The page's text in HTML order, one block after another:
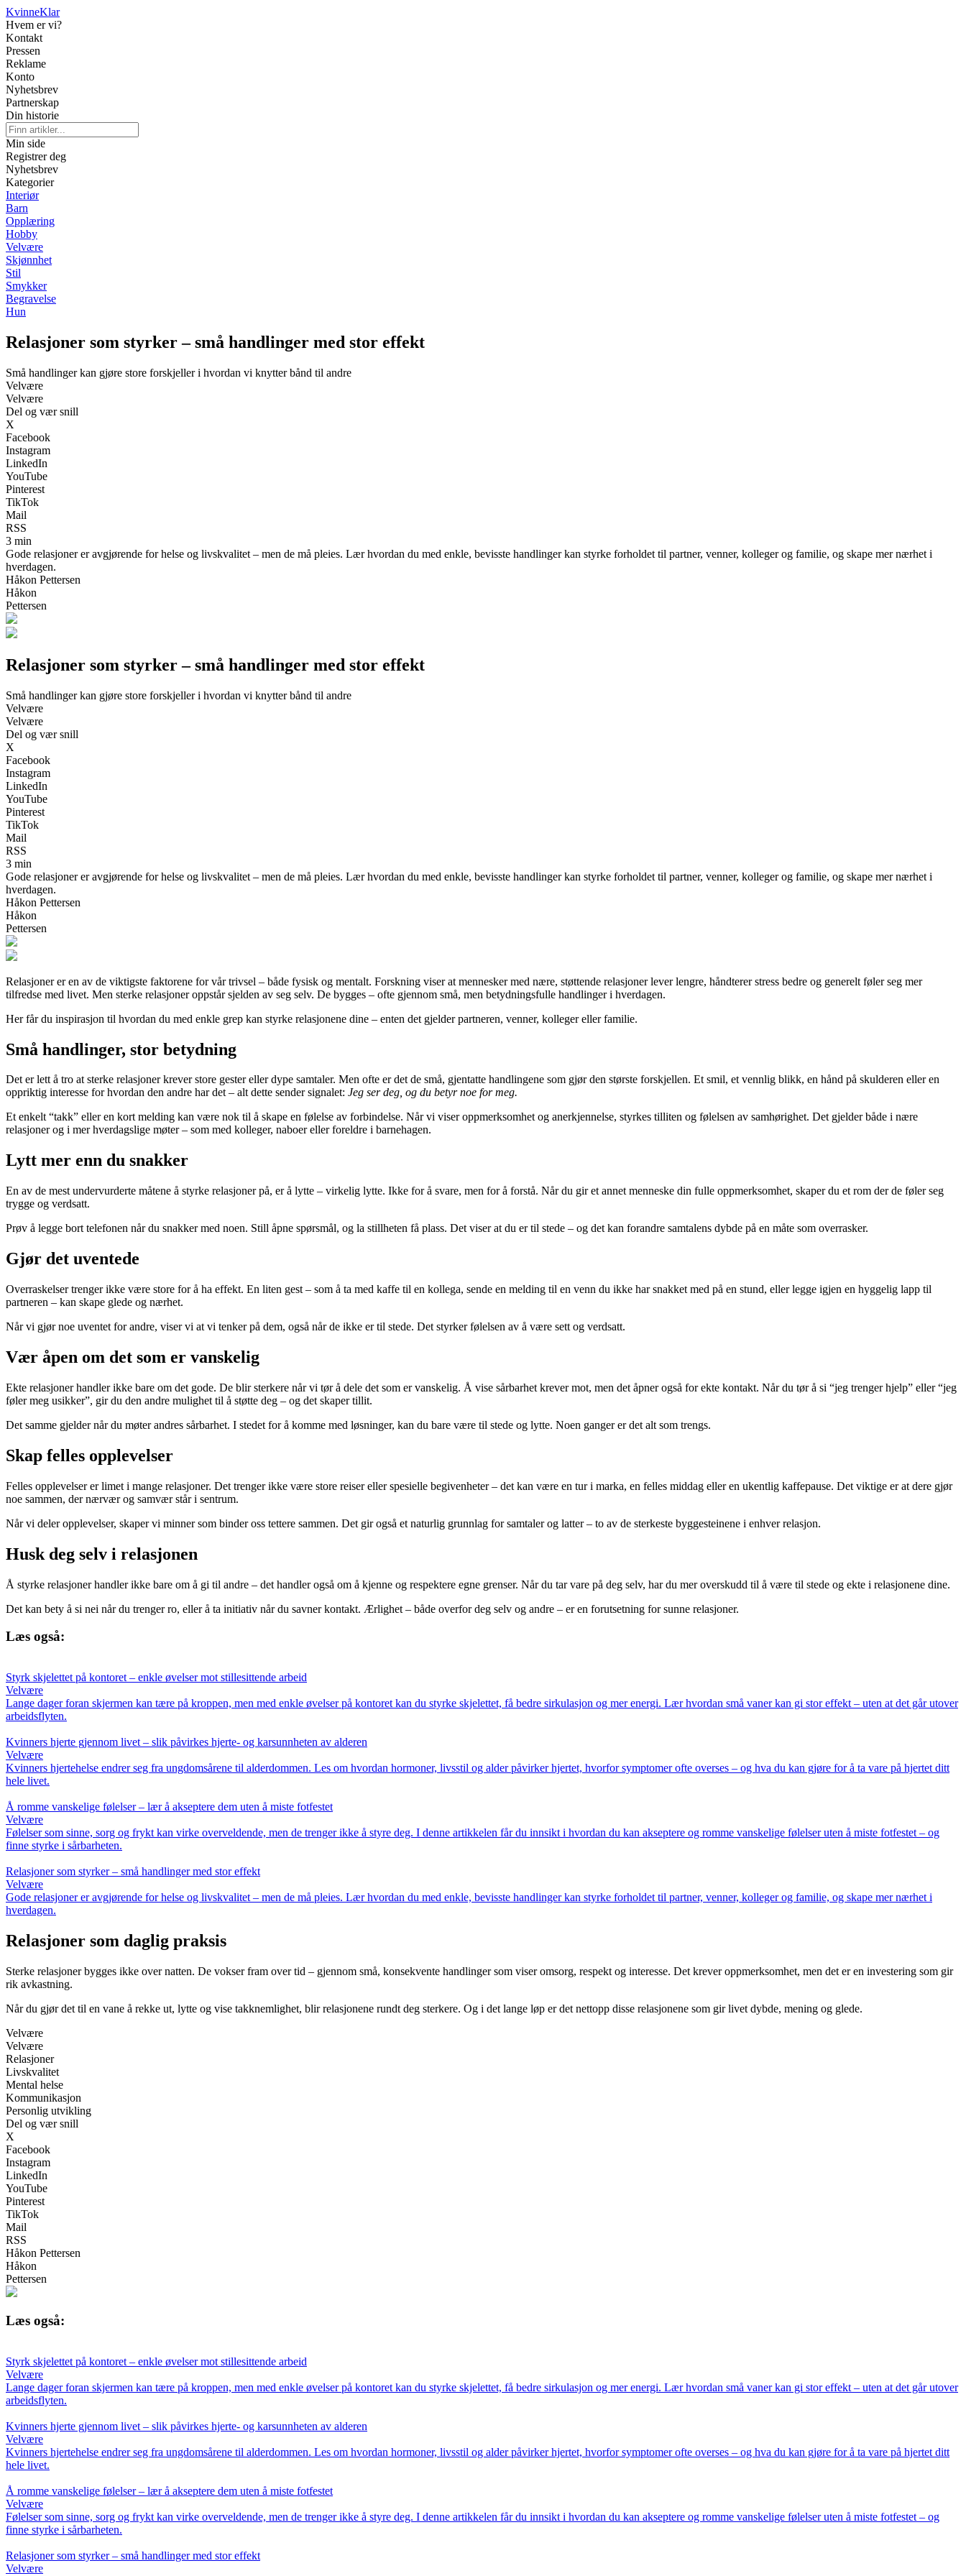
KvinneKlar
Hvem er vi?
Kontakt
Pressen
Reklame
Konto
Nyhetsbrev
Partnerskap
Din historie
Min side
Registrer deg
Nyhetsbrev
Kategorier
Interiør
Barn
Opplæring
Hobby
Velvære
Skjønnhet
Stil
Smykker
Begravelse
Hun
Relasjoner som styrker – små handlinger med stor effekt
Små handlinger kan gjøre store forskjeller i hvordan vi knytter bånd til andre
Velvære
Velvære
Del og vær snill
X
Facebook
Instagram
LinkedIn
YouTube
Pinterest
TikTok
Mail
RSS
3 min
Gode relasjoner er avgjørende for helse og livskvalitet – men de må pleies. Lær hvordan du med enkle, bevisste handlinger kan styrke forholdet til partner, venner, kolleger og familie, og skape mer nærhet i
hverdagen.
Håkon Pettersen
Håkon
Pettersen
Relasjoner som styrker – små handlinger med stor effekt
Små handlinger kan gjøre store forskjeller i hvordan vi knytter bånd til andre
Velvære
Velvære
Del og vær snill
X
Facebook
Instagram
LinkedIn
YouTube
Pinterest
TikTok
Mail
RSS
3 min
Gode relasjoner er avgjørende for helse og livskvalitet – men de må pleies. Lær hvordan du med enkle, bevisste handlinger kan styrke forholdet til partner, venner, kolleger og familie, og skape mer nærhet i
hverdagen.
Håkon Pettersen
Håkon
Pettersen
Relasjoner er en av de viktigste faktorene for vår trivsel – både fysisk og mentalt. Forskning viser at mennesker med nære, støttende relasjoner lever lengre, håndterer stress bedre og generelt føler seg mer
tilfredse med livet. Men sterke relasjoner oppstår sjelden av seg selv. De bygges – ofte gjennom små, men betydningsfulle handlinger i hverdagen.
Her får du inspirasjon til hvordan du med enkle grep kan styrke relasjonene dine – enten det gjelder partneren, venner, kolleger eller familie.
Små handlinger, stor betydning
Det er lett å tro at sterke relasjoner krever store gester eller dype samtaler. Men ofte er det de små, gjentatte handlingene som gjør den største forskjellen. Et smil, et vennlig blikk, en hånd på skulderen eller en
oppriktig interesse for hvordan den andre har det – alt dette sender signalet: Jeg ser deg, og du betyr noe for meg.
Et enkelt “takk” eller en kort melding kan være nok til å skape en følelse av forbindelse. Når vi viser oppmerksomhet og anerkjennelse, styrkes tilliten og følelsen av samhørighet. Det gjelder både i nære
relasjoner og i mer hverdagslige møter – som med kolleger, naboer eller foreldre i barnehagen.
Lytt mer enn du snakker
En av de mest undervurderte måtene å styrke relasjoner på, er å lytte – virkelig lytte. Ikke for å svare, men for å forstå. Når du gir et annet menneske din fulle oppmerksomhet, skaper du et rom der de føler seg
trygge og verdsatt.
Prøv å legge bort telefonen når du snakker med noen. Still åpne spørsmål, og la stillheten få plass. Det viser at du er til stede – og det kan forandre samtalens dybde på en måte som overrasker.
Gjør det uventede
Overraskelser trenger ikke være store for å ha effekt. En liten gest – som å ta med kaffe til en kollega, sende en melding til en venn du ikke har snakket med på en stund, eller legge igjen en hyggelig lapp til
partneren – kan skape glede og nærhet.
Når vi gjør noe uventet for andre, viser vi at vi tenker på dem, også når de ikke er til stede. Det styrker følelsen av å være sett og verdsatt.
Vær åpen om det som er vanskelig
Ekte relasjoner handler ikke bare om det gode. De blir sterkere når vi tør å dele det som er vanskelig. Å vise sårbarhet krever mot, men det åpner også for ekte kontakt. Når du tør å si “jeg trenger hjelp” eller “jeg
føler meg usikker”, gir du den andre mulighet til å støtte deg – og det skaper tillit.
Det samme gjelder når du møter andres sårbarhet. I stedet for å komme med løsninger, kan du bare være til stede og lytte. Noen ganger er det alt som trengs.
Skap felles opplevelser
Felles opplevelser er limet i mange relasjoner. Det trenger ikke være store reiser eller spesielle begivenheter – det kan være en tur i marka, en felles middag eller en ukentlig kaffepause. Det viktige er at dere gjør
noe sammen, der nærvær og samvær står i sentrum.
Når vi deler opplevelser, skaper vi minner som binder oss tettere sammen. Det gir også et naturlig grunnlag for samtaler og latter – to av de sterkeste byggesteinene i enhver relasjon.
Husk deg selv i relasjonen
Å styrke relasjoner handler ikke bare om å gi til andre – det handler også om å kjenne og respektere egne grenser. Når du tar vare på deg selv, har du mer overskudd til å være til stede og ekte i relasjonene dine.
Det kan bety å si nei når du trenger ro, eller å ta initiativ når du savner kontakt. Ærlighet – både overfor deg selv og andre – er en forutsetning for sunne relasjoner.
Læs også:
Styrk skjelettet på kontoret – enkle øvelser mot stillesittende arbeid
Velvære
Lange dager foran skjermen kan tære på kroppen, men med enkle øvelser på kontoret kan du styrke skjelettet, få bedre sirkulasjon og mer energi. Lær hvordan små vaner kan gi stor effekt – uten at det går utover
arbeidsflyten.
Kvinners hjerte gjennom livet – slik påvirkes hjerte- og karsunnheten av alderen
Velvære
Kvinners hjertehelse endrer seg fra ungdomsårene til alderdommen. Les om hvordan hormoner, livsstil og alder påvirker hjertet, hvorfor symptomer ofte overses – og hva du kan gjøre for å ta vare på hjertet ditt
hele livet.
Å romme vanskelige følelser – lær å akseptere dem uten å miste fotfestet
Velvære
Følelser som sinne, sorg og frykt kan virke overveldende, men de trenger ikke å styre deg. I denne artikkelen får du innsikt i hvordan du kan akseptere og romme vanskelige følelser uten å miste fotfestet – og
finne styrke i sårbarheten.
Relasjoner som styrker – små handlinger med stor effekt
Velvære
Gode relasjoner er avgjørende for helse og livskvalitet – men de må pleies. Lær hvordan du med enkle, bevisste handlinger kan styrke forholdet til partner, venner, kolleger og familie, og skape mer nærhet i
hverdagen.
Relasjoner som daglig praksis
Sterke relasjoner bygges ikke over natten. De vokser fram over tid – gjennom små, konsekvente handlinger som viser omsorg, respekt og interesse. Det krever oppmerksomhet, men det er en investering som gir
rik avkastning.
Når du gjør det til en vane å rekke ut, lytte og vise takknemlighet, blir relasjonene rundt deg sterkere. Og i det lange løp er det nettopp disse relasjonene som gir livet dybde, mening og glede.
Velvære
Velvære
Relasjoner
Livskvalitet
Mental helse
Kommunikasjon
Personlig utvikling
Del og vær snill
X
Facebook
Instagram
LinkedIn
YouTube
Pinterest
TikTok
Mail
RSS
Håkon Pettersen
Håkon
Pettersen
Læs også:
Styrk skjelettet på kontoret – enkle øvelser mot stillesittende arbeid
Velvære
Lange dager foran skjermen kan tære på kroppen, men med enkle øvelser på kontoret kan du styrke skjelettet, få bedre sirkulasjon og mer energi. Lær hvordan små vaner kan gi stor effekt – uten at det går utover
arbeidsflyten.
Kvinners hjerte gjennom livet – slik påvirkes hjerte- og karsunnheten av alderen
Velvære
Kvinners hjertehelse endrer seg fra ungdomsårene til alderdommen. Les om hvordan hormoner, livsstil og alder påvirker hjertet, hvorfor symptomer ofte overses – og hva du kan gjøre for å ta vare på hjertet ditt
hele livet.
Å romme vanskelige følelser – lær å akseptere dem uten å miste fotfestet
Velvære
Følelser som sinne, sorg og frykt kan virke overveldende, men de trenger ikke å styre deg. I denne artikkelen får du innsikt i hvordan du kan akseptere og romme vanskelige følelser uten å miste fotfestet – og
finne styrke i sårbarheten.
Relasjoner som styrker – små handlinger med stor effekt
Velvære